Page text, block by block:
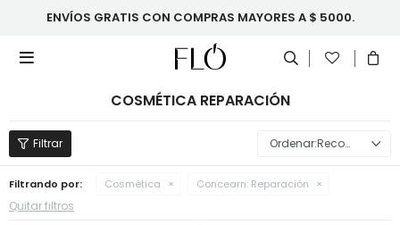
ENVÍOS GRATIS CON COMPRAS MAYORES A $ 5000.

COSMÉTICA REPARACIÓN
Recomendados
Filtrando por: Cosmética Concearn: Reparación
Quitar filtros